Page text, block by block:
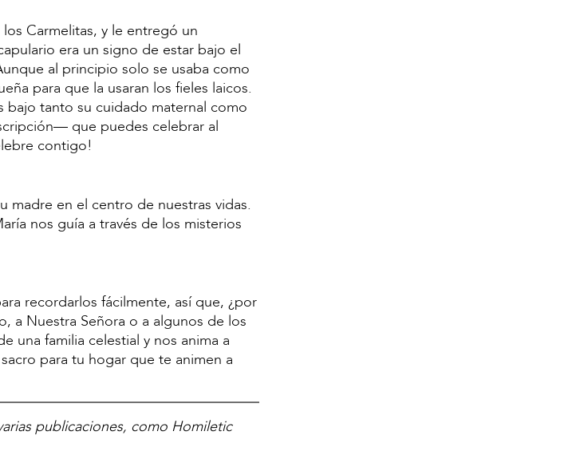
Carmelitas, y le entregó un
era un signo de estar bajo el
al principio solo se usaba como
para que la usaran los fieles laicos.
bajo tanto su cuidado maternal como
que puedes celebrar al
contigo!
madre en el centro de nuestras vidas.
nos guía a través de los misterios
recordarlos fácilmente, así que, ¿por
a Nuestra Señora o a algunos de los
una familia celestial y nos anima a
para tu hogar que te animen a
publicaciones, como Homiletic